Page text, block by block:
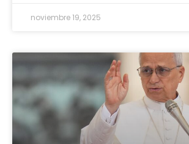
noviembre 19, 2025